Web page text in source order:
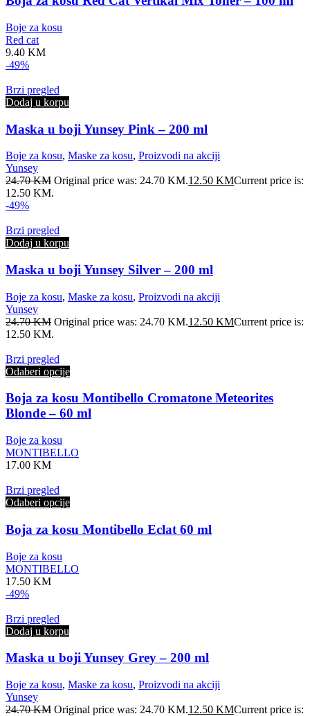
Boje za kosu
Red cat
9.40 KM
-49%
Brzi pregled
Dodaj u korpu
Maska u boji Yunsey Pink – 200 ml
Boje za kosu, Maske za kosu, Proizvodi na akciji
Yunsey
24.70KM Original price was: 24.70 KM.12.50 KMCurrent price is:
12.50 KM.
-49%
Brzi pregled
Dodaj u korpu
Maska u boji Yunsey Silver – 200 ml
Boje za kosu, Maske za kosu, Proizvodi na akciji
Yunsey
24.70KM Original price was: 24.70 KM.12.50 KMCurrent price is:
12.50 KM.
Brzi pregled
Odaberi opcije
Boja za kosu Montibello Cromatone Meteorites
Blonde – 60 ml
Boje za kosu
MONTIBELLO
17.00 KM
Brzi pregled
Odaberi opcije
Boja za kosu Montibello Eclat 60 ml
Boje za kosu
MONTIBELLO
17.50 KM
-49%
Brzi pregled
Dodaj u korpu
Maska u boji Yunsey Grey – 200 ml
Boje za kosu, Maske za kosu, Proizvodi na akciji
Yunsey
24.70KM Original price was: 24.70 KM.12.50 KMCurrent price is: